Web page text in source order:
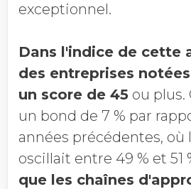
exceptionnel.
Dans l'indice de cette
des entreprises
un score de 45 ou plus.
un bond de 7 % par
années précédentes, où
oscillait entre 49 % et 51
que les chaînes